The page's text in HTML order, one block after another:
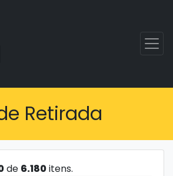
Retirada
de 6.180itens.